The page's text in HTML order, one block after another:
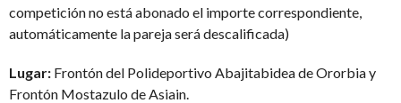
competición no está abonado el importe correspondiente,
automáticamente la pareja será descalificada)
Lugar: Frontón del Polideportivo Abajitabidea de Ororbia y
Frontón Mostazulo de Asiain.